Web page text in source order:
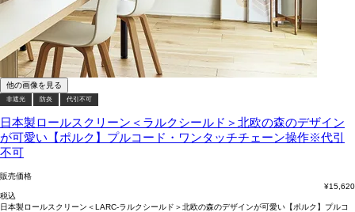
他の画像を見る
非遮光 防炎 代引不可
日本製ロールスクリーン＜ラルクシールド＞北欧の森のデザイン
が可愛い【ポルク】プルコード・ワンタッチチェーン操作※代引
不可
販売価格
¥15,620
税込
日本製ロールスクリーン＜LARC-ラルクシールド＞北欧の森のデザインが可愛い【ポルク】プルコ